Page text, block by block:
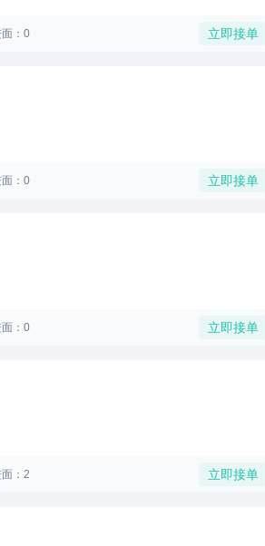
：0 立即接单
：0 立即接单
：0 立即接单
：2 立即接单